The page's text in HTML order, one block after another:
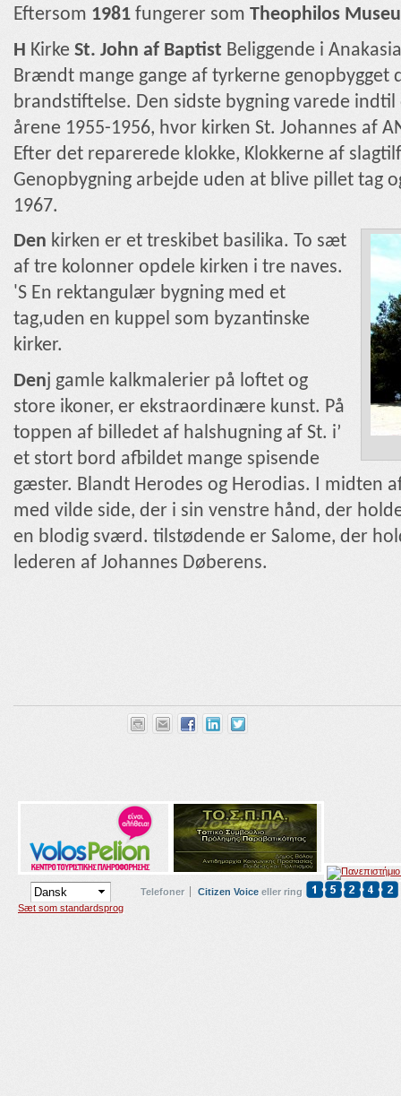
Eftersom 1981 fungerer som Theophilos
H Kirke St. John af Baptist Beliggende i
Brændt mange gange af tyrkerne genopbygget
brandstiftelse. Den sidste bygning varede
årene 1955-1956, hvor kirken St. Johannes af
Efter det reparerede klokke, Klokkerne af
Genopbygning arbejde uden at blive pillet tag
1967.
Den kirken er et treskibet basilika. To sæt
af tre kolonner opdele kirken i tre naves.
'S En rektangulær bygning med et
tag,uden en kuppel som byzantinske
kirker.
Denj gamle kalkmalerier på loftet og
store ikoner, er ekstraordinære kunst. På
toppen af ​​billedet af halshugning af St. i’
et stort bord afbildet mange spisende
gæster. Blandt Herodes og Herodias. I midten
med vilde side, der i sin venstre hånd, der
en blodig sværd. tilstødende er Salome, der
lederen af ​​Johannes Døberens.
Sæt som standardsprog
Telefoner Citizen Voice eller ring